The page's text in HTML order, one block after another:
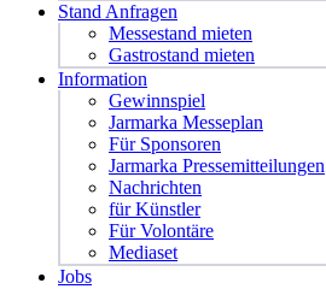
Stand Anfragen
Messestand mieten
Gastrostand mieten
Information
Gewinnspiel
Jarmarka Messeplan
Für Sponsoren
Jarmarka Pressemitteilungen
Nachrichten
für Künstler
Für Volontäre
Mediaset
Jobs